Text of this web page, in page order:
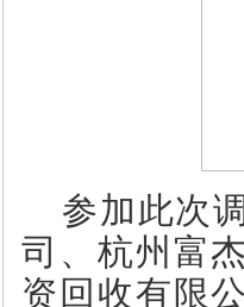
参加此次
司、杭州富
资回收有限